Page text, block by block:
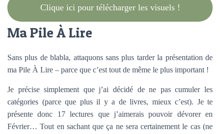
Clique ici pour télécharger les visuels !
Ma Pile À Lire
Sans plus de blabla, attaquons sans plus tarder la présentation de
ma Pile À Lire – parce que c’est tout de même le plus important !
Je précise simplement que j’ai décidé de ne pas cumuler les
catégories (parce que plus il y a de livres, mieux c’est). Je te
présente donc 17 lectures que j’aimerais pouvoir dévorer en
Février… Tout en sachant que ça ne sera certainement le cas (ne